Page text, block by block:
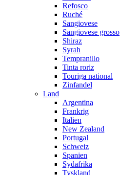
Refosco
Ruché
Sangiovese
Sangiovese grosso
Shiraz
Syrah
Tempranillo
Tinta roriz
Touriga national
Zinfandel
Land
Argentina
Frankrig
Italien
New Zealand
Portugal
Schweiz
Spanien
Sydafrika
Tyskland